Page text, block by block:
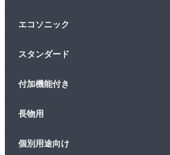
エコソニック
スタンダード
付加機能付き
長物用
個別用途向け